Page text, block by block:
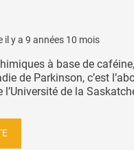
il y a 9 années 10 mois
à base de
de Parkinson, c’est
l’Université de la